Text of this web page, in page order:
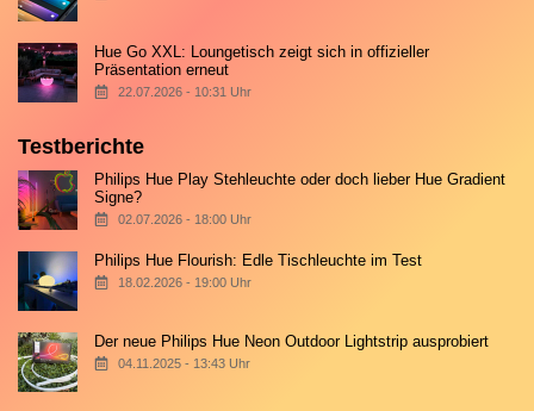
Hue Go XXL: Loungetisch zeigt sich in offizieller
Präsentation erneut
22.07.2026 - 10:31 Uhr
Testberichte
Philips Hue Play Stehleuchte oder doch lieber Hue Gradient
Signe?
02.07.2026 - 18:00 Uhr
Philips Hue Flourish: Edle Tischleuchte im Test
18.02.2026 - 19:00 Uhr
Der neue Philips Hue Neon Outdoor Lightstrip ausprobiert
04.11.2025 - 13:43 Uhr